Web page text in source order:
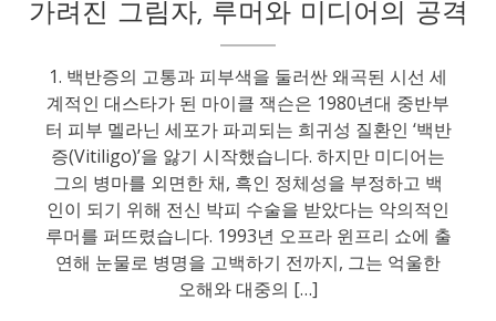
가려진 그림자, 루머와 미디어의 공격
1. 백반증의 고통과 피부색을 둘러싼 왜곡된 시선 세
계적인 대스타가 된 마이클 잭슨은 1980년대 중반부
터 피부 멜라닌 세포가 파괴되는 희귀성 질환인 ‘백반
증(Vitiligo)’을 앓기 시작했습니다. 하지만 미디어는
그의 병마를 외면한 채, 흑인 정체성을 부정하고 백
인이 되기 위해 전신 박피 수술을 받았다는 악의적인
루머를 퍼뜨렸습니다. 1993년 오프라 윈프리 쇼에 출
연해 눈물로 병명을 고백하기 전까지, 그는 억울한
오해와 대중의 […]